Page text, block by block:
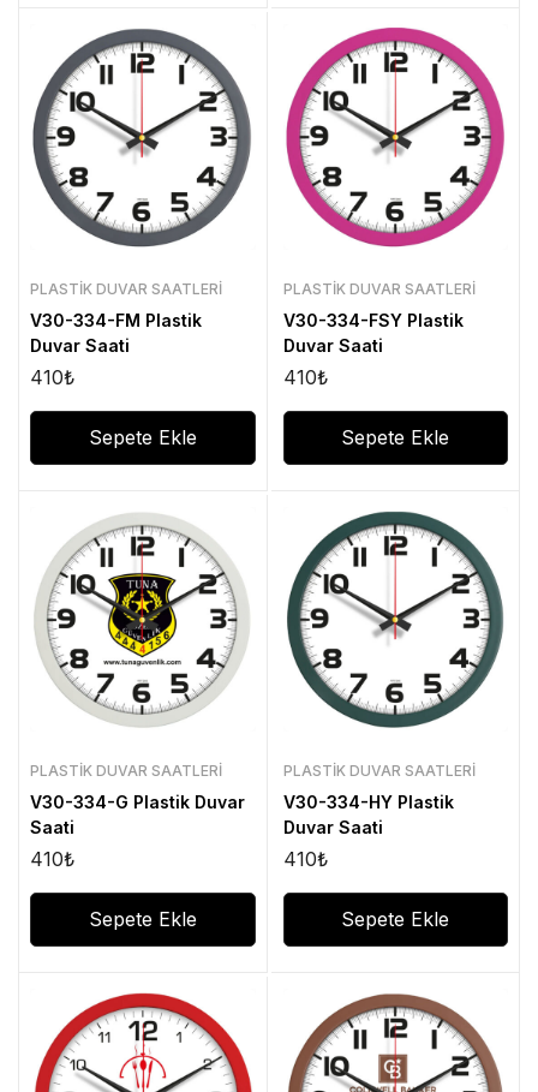
PLASTIK DUVAR SAATLERI
V30-334-FM Plastik
Duvar Saati
410₺
Sepete Ekle
PLASTIK DUVAR SAATLERI
V30-334-FSY Plastik
Duvar Saati
410₺
Sepete Ekle
PLASTIK DUVAR SAATLERI
V30-334-G Plastik Duvar
Saati
410₺
Sepete Ekle
PLASTIK DUVAR SAATLERI
V30-334-HY Plastik
Duvar Saati
410₺
Sepete Ekle